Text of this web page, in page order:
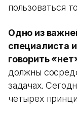
пользоваться
Одно из
специалиста
говорить
должны
задачах.
четырех